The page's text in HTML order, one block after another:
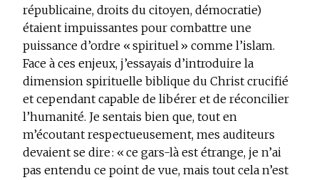
républicaine, droits du citoyen, démocratie)
étaient impuissantes pour combattre une
puissance d’ordre « spirituel » comme l’islam.
Face à ces enjeux, j’essayais d’introduire la
dimension spirituelle biblique du Christ crucifié
et cependant capable de libérer et de réconcilier
l’humanité. Je sentais bien que, tout en
m’écoutant respectueusement, mes auditeurs
devaient se dire : « ce gars-là est étrange, je n’ai
pas entendu ce point de vue, mais tout cela n’est